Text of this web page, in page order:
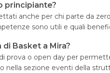
principiante?
anche per chi parte da
sono utili e quali
Basket a Mira?
prova o open day per
nella sezione eventi della